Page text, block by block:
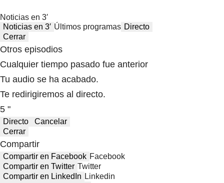
Noticias en 3′
Noticias en 3′ Últimos programas Directo
Cerrar
Otros episodios
Cualquier tiempo pasado fue anterior
Tu audio se ha acabado.
Te redirigiremos al directo.
5 "
Directo
Cancelar
Cerrar
Compartir
Compartir en Facebook Facebook
Compartir en Twitter Twitter
Compartir en LinkedIn Linkedin